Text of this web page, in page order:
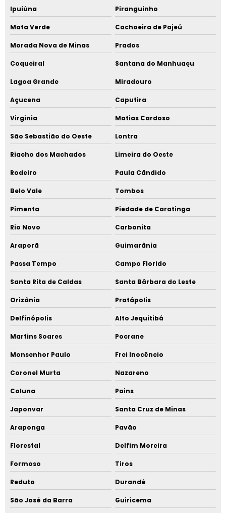
Ipuiúna Piranguinho
Mata Verde Cachoeira de Pajeú
Morada Nova de Minas Prados
Coqueiral Santana do Manhuaçu
Lagoa Grande Miradouro
Açucena Caputira
Virgínia Matias Cardoso
São Sebastião do Oeste Lontra
Riacho dos Machados Limeira do Oeste
Rodeiro Paula Cândido
Belo Vale Tombos
Pimenta Piedade de Caratinga
Rio Novo Carbonita
Araporã Guimarânia
Passa Tempo Campo Florido
Santa Rita de Caldas Santa Bárbara do Leste
Orizânia Pratápolis
Delfinópolis Alto Jequitibá
Martins Soares Pocrane
Monsenhor Paulo Frei Inocêncio
Coronel Murta Nazareno
Coluna Pains
Japonvar Santa Cruz de Minas
Araponga Pavão
Florestal Delfim Moreira
Formoso Tiros
Reduto Durandé
São José da Barra Guiricema